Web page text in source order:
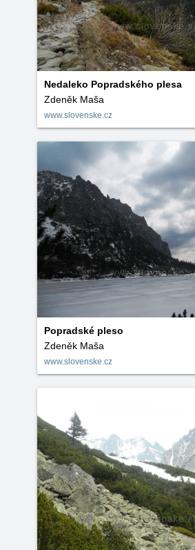
Nedaleko Popradského plesa
Zdeněk Maša
www.slovenske.cz
Popradské pleso
Zdeněk Maša
www.slovenske.cz